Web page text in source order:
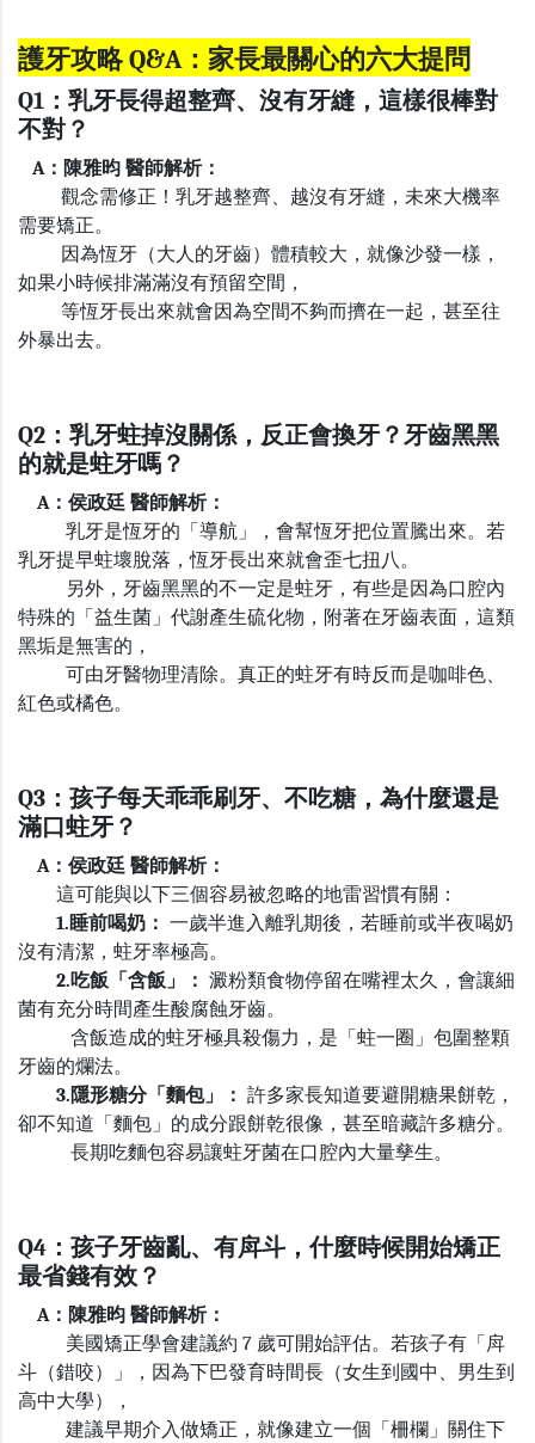
護牙攻略 Q&A：家長最關心的六大提問
Q1 ：乳牙長得超整齊、沒有牙縫，這樣很棒對
不對？
A：陳雅昀 醫師解析：
觀念需修正！乳牙越整齊、越沒有牙縫，未來大機率
需要矯正。
因為恆牙（大人的牙齒）體積較大，就像沙發一樣，
如果小時候排滿滿沒有預留空間，
等恆牙長出來就會因為空間不夠而擠在一起，甚至往
外暴出去。
Q2 ：乳牙蛀掉沒關係，反正會換牙？牙齒黑黑
的就是蛀牙嗎？
A：侯政廷 醫師解析：
乳牙是恆牙的「導航」，會幫恆牙把位置騰出來。若
乳牙提早蛀壞脫落，恆牙長出來就會歪七扭八。
另外，牙齒黑黑的不一定是蛀牙，有些是因為口腔內
特殊的「益生菌」代謝產生硫化物，附著在牙齒表面，這類
黑垢是無害的，
可由牙醫物理清除。真正的蛀牙有時反而是咖啡色、
紅色或橘色。
Q3 ：孩子每天乖乖刷牙、不吃糖，為什麼還是
滿口蛀牙？
A：侯政廷 醫師解析：
這可能與以下三個容易被忽略的地雷習慣有關：
1.睡前喝奶： 一歲半進入離乳期後，若睡前或半夜喝奶
沒有清潔，蛀牙率極高。
2.吃飯「含飯」： 澱粉類食物停留在嘴裡太久，會讓細
菌有充分時間產生酸腐蝕牙齒。
含飯造成的蛀牙極具殺傷力，是「蛀一圈」包圍整顆
牙齒的爛法。
3.隱形糖分「麵包」： 許多家長知道要避開糖果餅乾，
卻不知道「麵包」的成分跟餅乾很像，甚至暗藏許多糖分。
長期吃麵包容易讓蛀牙菌在口腔內大量孳生。
Q4 ：孩子牙齒亂、有戽斗，什麼時候開始矯正
最省錢有效？
A：陳雅昀 醫師解析：
美國矯正學會建議約 7 歲可開始評估。若孩子有「戽
斗（錯咬）」，因為下巴發育時間長（女生到國中、男生到
高中大學），
建議早期介入做矯正，就像建立一個「柵欄」關住下